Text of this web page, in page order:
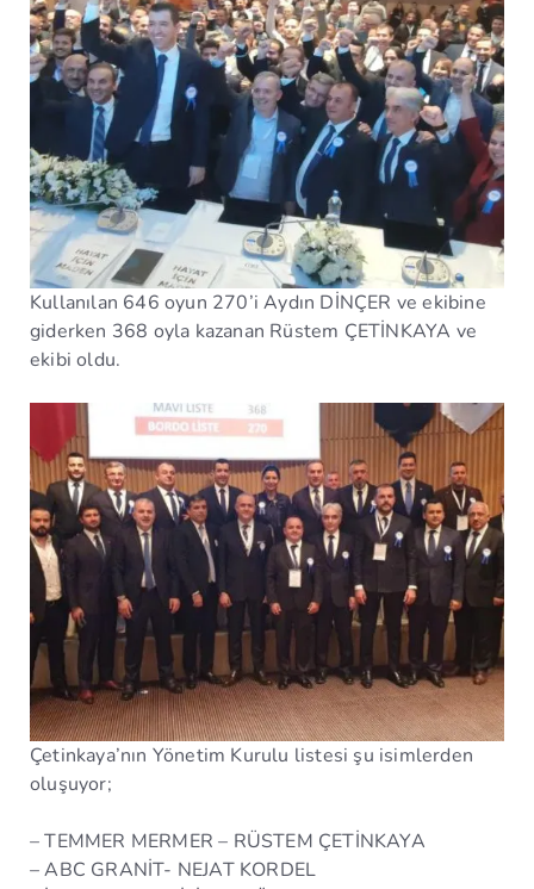
Kullanılan 646 oyun 270’i Aydın DİNÇER ve ekibine
giderken 368 oyla kazanan Rüstem ÇETİNKAYA ve
ekibi oldu.
Çetinkaya’nın Yönetim Kurulu listesi şu isimlerden
oluşuyor;
– TEMMER MERMER – RÜSTEM ÇETİNKAYA
– ABC GRANİT- NEJAT KORDEL